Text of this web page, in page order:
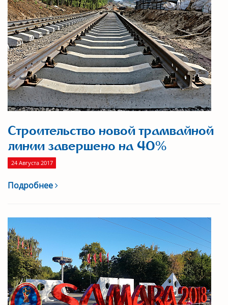
Строительство новой трамвайной
линии завершено на 40%
24 Августа 2017
Подробнее